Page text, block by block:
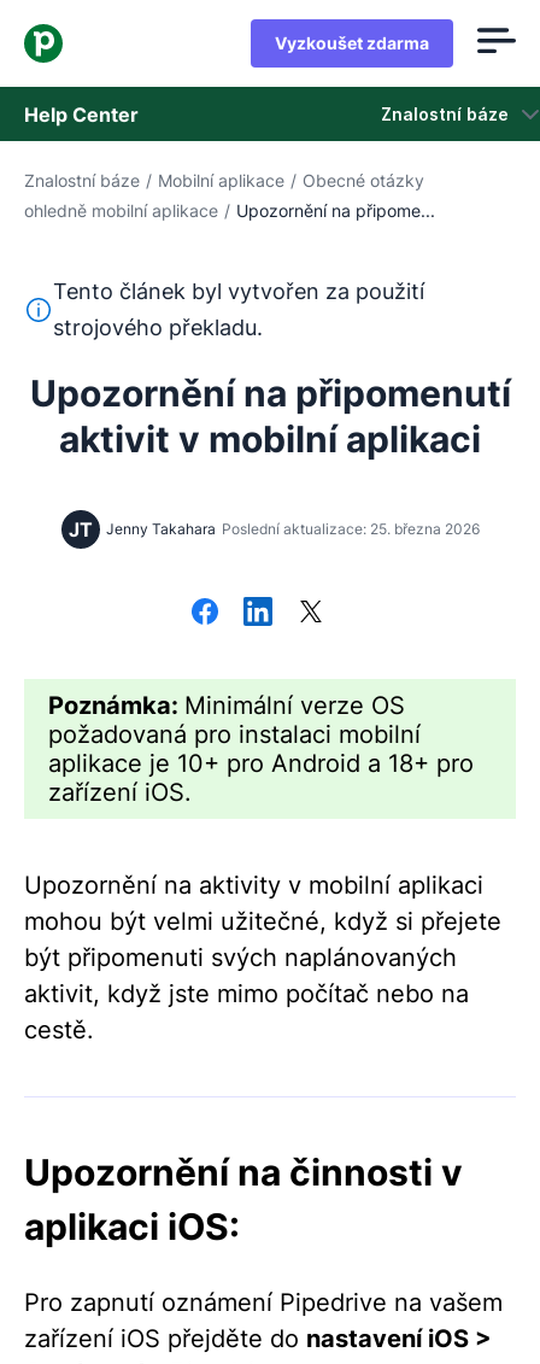
Vyzkoušet zdarma
Help Center Znalostní báze
Znalostní báze
Kontaktovat podporu
Znalostní báze / Mobilní aplikace / Obecné otázky
ohledně mobilní aplikace / Upozornění na připome...
Tento text byl přeložen z angličtiny pomocí nástroje
Tento článek byl vytvořen za použití
strojového překladu.
Upozornění na připomenutí
aktivit v mobilní aplikaci
JT Jenny Takahara Poslední aktualizace: 25. března 2026
Poznámka: Minimální verze OS
požadovaná pro instalaci mobilní
aplikace je 10+ pro Android a 18+ pro
zařízení iOS.
Upozornění na aktivity v mobilní aplikaci
mohou být velmi užitečné, když si přejete
být připomenuti svých naplánovaných
aktivit, když jste mimo počítač nebo na
cestě.
Upozornění na činnosti v
aplikaci iOS:
Pro zapnutí oznámení Pipedrive na vašem
zařízení iOS přejděte do nastavení iOS >